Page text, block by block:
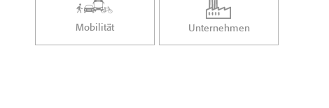
Mobilität Unternehmen